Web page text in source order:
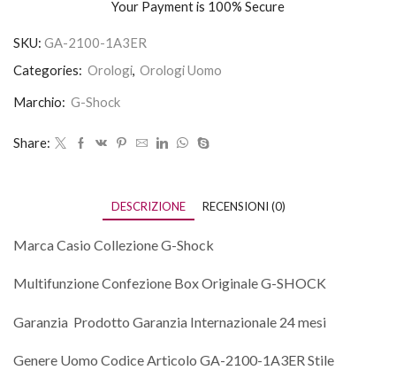
Your Payment is 100% Secure
SKU: GA-2100-1A3ER
Categories: Orologi, Orologi Uomo
Marchio: G-Shock
Share:
DESCRIZIONE RECENSIONI (0)
Marca Casio Collezione G-Shock
Multifunzione Confezione Box Originale G-SHOCK
Garanzia Prodotto Garanzia Internazionale 24 mesi
Genere Uomo Codice Articolo GA-2100-1A3ER Stile